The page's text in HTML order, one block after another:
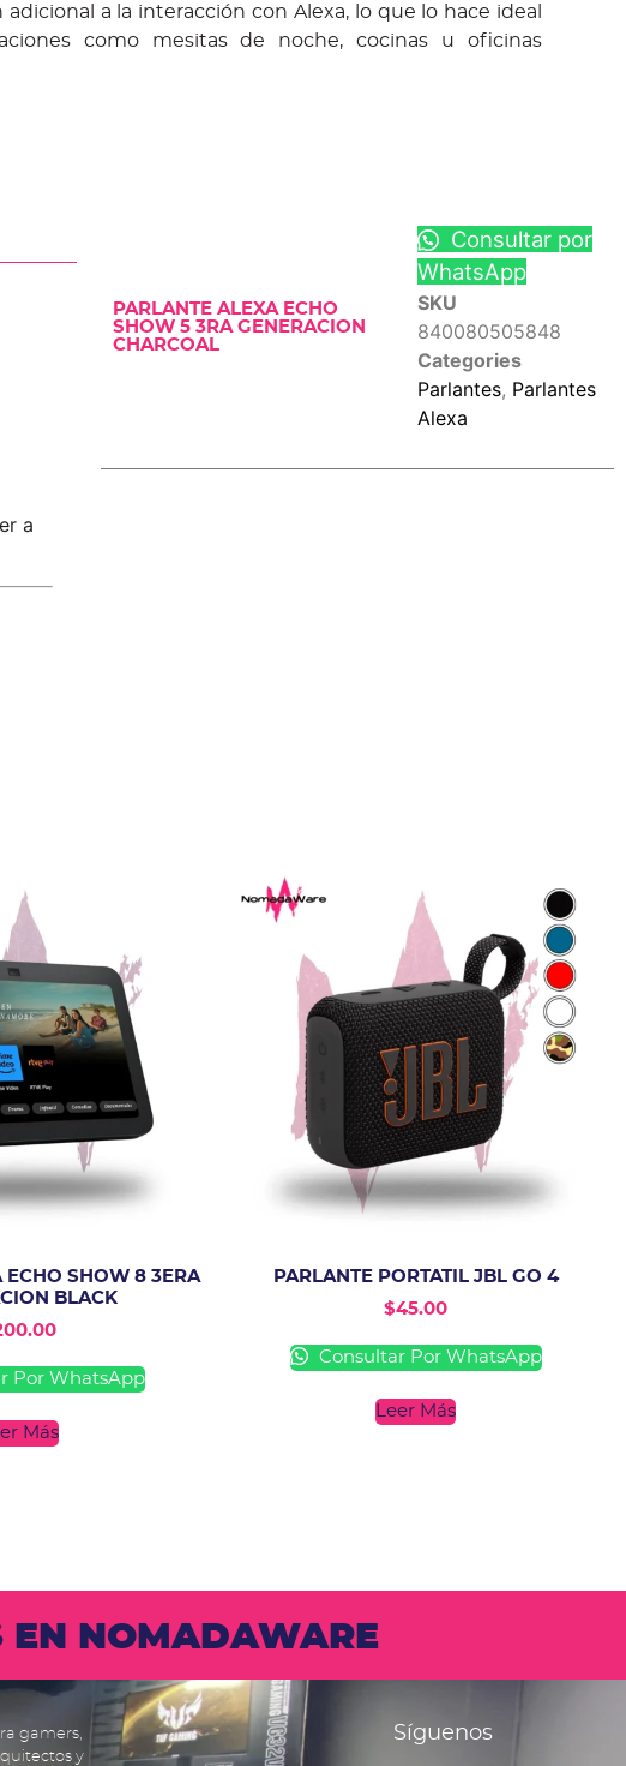
a la interacción con Alexa, lo que lo hace ideal
como mesitas de noche, cocinas u oficinas
a
PARLANTE ALEXA ECHO
SHOW 5 3RA GENERACION
CHARCOAL
Consultar por
WhatsApp
SKU
840080505848
Categories
Parlantes, Parlantes
Alexa
ECHO SHOW 8 3ERA
BLACK
Por WhatsApp
Más
PARLANTE PORTATIL JBL GO 4
$45.00
Consultar Por WhatsApp
Leer Más
EN NOMADAWARE
gamers,
y
Síguenos